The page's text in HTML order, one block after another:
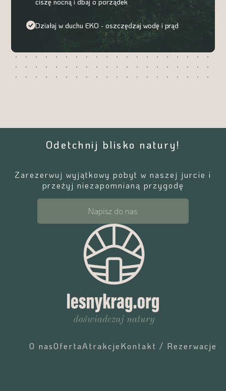
Działaj w duchu EKO - oszczędzaj wodę i prąd
O nasOfertaAtrakcjeKontakt / Rezerwacje
Odetchnij blisko natury!
Zarezerwuj wyjątkowy pobyt w naszej jurcie i
przeżyj niezapomnianą przygodę
Napisz do nas